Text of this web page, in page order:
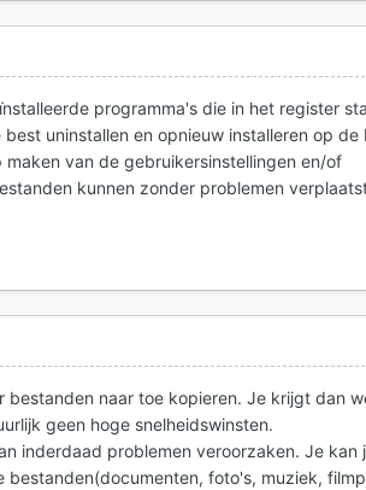
programma's die in het register
uninstallen en opnieuw installeren op de
van de gebruikersinstellingen en/of
kunnen zonder problemen
bestanden naar toe kopieren. Je krijgt dan
geen hoge snelheidswinsten.
inderdaad problemen veroorzaken. Je kan
foto's, muziek,